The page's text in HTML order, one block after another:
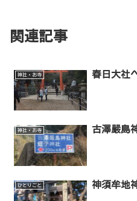
関連記事
神社・お寺 春日大社
神社・お寺 古澤嚴島
ひとりごと 神須牟地